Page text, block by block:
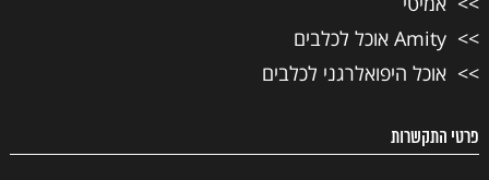
Amity אוכל לכלבים
אוכל היפואלרגני לכלבים
פרטי התקשרות